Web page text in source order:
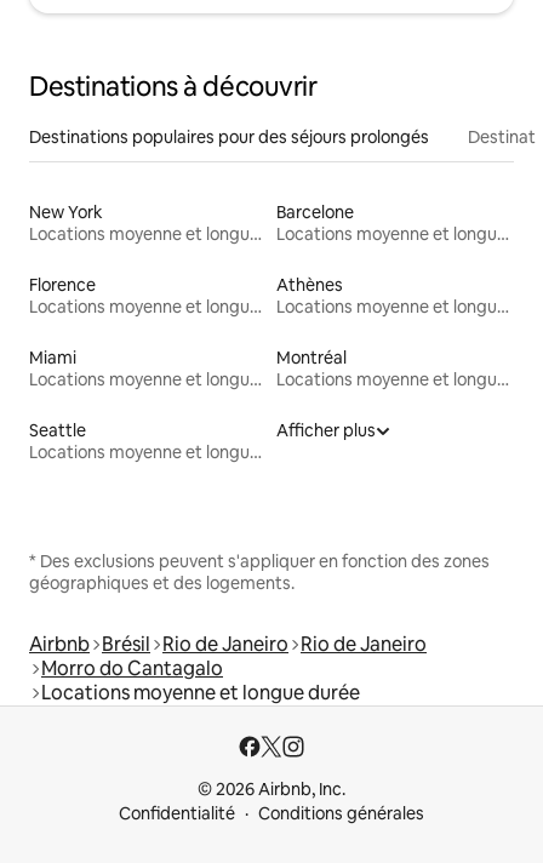
Destinations à découvrir
Destinations populaires pour des séjours prolongés
New York
Locations moyenne et longue durée
Barcelone
Locations moyenne et longue durée
Florence
Locations moyenne et longue durée
Athènes
Locations moyenne et longue durée
Miami
Locations moyenne et longue durée
Montréal
Locations moyenne et longue durée
Seattle
Locations moyenne et longue durée
Afficher plus
* Des exclusions peuvent s'appliquer en fonction des zones
géographiques et des logements.
Airbnb Brésil Rio de Janeiro Rio de Janeiro
Morro do Cantagalo
Locations moyenne et longue durée
© 2026 Airbnb, Inc.
Confidentialité
Conditions générales